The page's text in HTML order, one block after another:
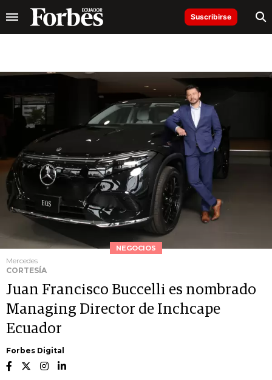
Suscribirse
NEGOCIOS
Mercedes
CORTESÍA
Juan Francisco Buccelli es nombrado
Managing Director de Inchcape
Ecuador
Forbes Digital